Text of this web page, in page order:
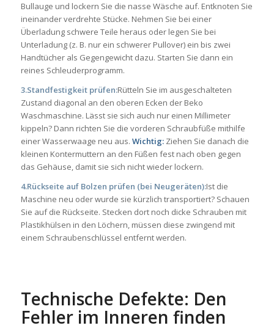
Bullauge und lockern Sie die nasse Wäsche auf. Entknoten Sie
ineinander verdrehte Stücke. Nehmen Sie bei einer
Überladung schwere Teile heraus oder legen Sie bei
Unterladung (z. B. nur ein schwerer Pullover) ein bis zwei
Handtücher als Gegengewicht dazu. Starten Sie dann ein
reines Schleuderprogramm.
3.Standfestigkeit prüfen:Rütteln Sie im ausgeschalteten
Zustand diagonal an den oberen Ecken der Beko
Waschmaschine. Lässt sie sich auch nur einen Millimeter
kippeln? Dann richten Sie die vorderen Schraubfüße mithilfe
einer Wasserwaage neu aus. Wichtig:Ziehen Sie danach die
kleinen Kontermuttern an den Füßen fest nach oben gegen
das Gehäuse, damit sie sich nicht wieder lockern.
4.Rückseite auf Bolzen prüfen (bei Neugeräten):Ist die
Maschine neu oder wurde sie kürzlich transportiert? Schauen
Sie auf die Rückseite. Stecken dort noch dicke Schrauben mit
Plastikhülsen in den Löchern, müssen diese zwingend mit
einem Schraubenschlüssel entfernt werden.
Technische Defekte: Den
Fehler im Inneren finden